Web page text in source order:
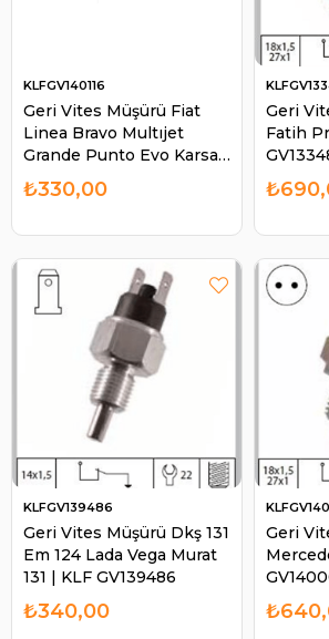
Geri Vites Müşürü Fiat
Linea Bravo Multıjet
Grande Punto Evo Karsan
Jest J10 | KLF GV140116
KLFGV140116
₺330,00
Geri
Fatih
Geri Vites Müşürü Dkş 131
Em 124 Lada Vega Murat
131 | KLF GV139486
KLFGV139486
₺340,00
Geri